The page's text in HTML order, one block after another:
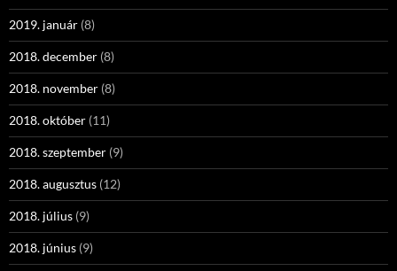
2019. január (8)
2018. december (8)
2018. november (8)
2018. október (11)
2018. szeptember (9)
2018. augusztus (12)
2018. július (9)
2018. június (9)